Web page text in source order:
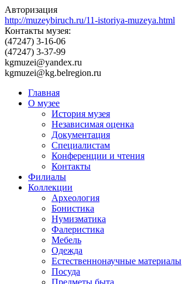
Авторизация
http://muzeybiruch.ru/11-istoriya-muzeya.html
Контакты музея:
(47247) 3-16-06
(47247) 3-37-99
kgmuzei@yandex.ru
kgmuzei@kg.belregion.ru
Главная
О музее
История музея
Независимая оценка
Документация
Специалистам
Конференции и чтения
Контакты
Филиалы
Коллекции
Археология
Бонистика
Нумизматика
Фалеристика
Мебель
Одежда
Естественнонаучные материалы
Посуда
Предметы быта